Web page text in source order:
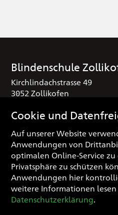
Blindenschule
Kirchlindachstrasse 49
3052 Zollikofen
sekretariat
Spendenkonto
IBAN: CH03 0900 0000 3000
Impressum
Cookie und
Auf unserer Website
Anwendungen von
optimalen Online-Service
Privatsphäre zu schützen
Anwendungen hier
weitere Informationen lesen
Datenschutzerklärung.